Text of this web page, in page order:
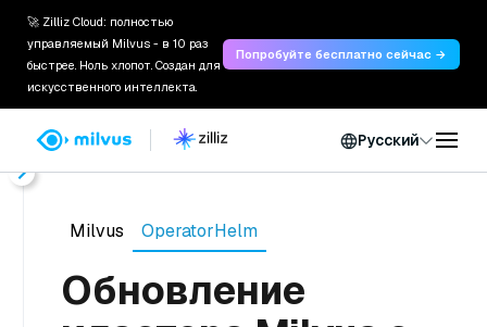
🚀 Zilliz Cloud: полностью
управляемый Milvus - в 10 раз
быстрее. Ноль хлопот. Создан для
искусственного интеллекта.
Попробуйте бесплатно сейчас →
Русский
Milvus OperatorHelm
Обновление